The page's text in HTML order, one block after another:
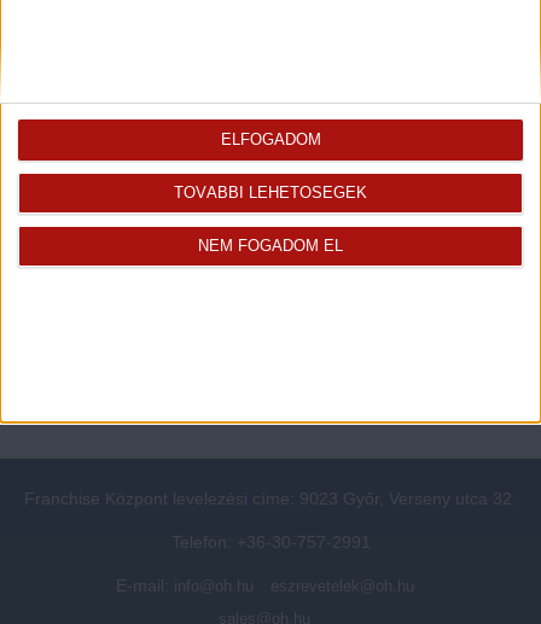
TOVÁBBI LEHETŐSÉGEK
NEM FOGADOM EL
ELFOGADOM
A központ munkatársai
Értékbecslés
Energetikai tanúsítvány
Blog
Adatvédelmi beállítások
Panaszkezelési tájékoztató
Franchise Központ levelezési címe: 9023 Győr, Verseny utca 32.
Telefon: +36-30-757-2991
E-mail: info@oh.hu
eszrevetelek@oh.hu
sales@oh.hu